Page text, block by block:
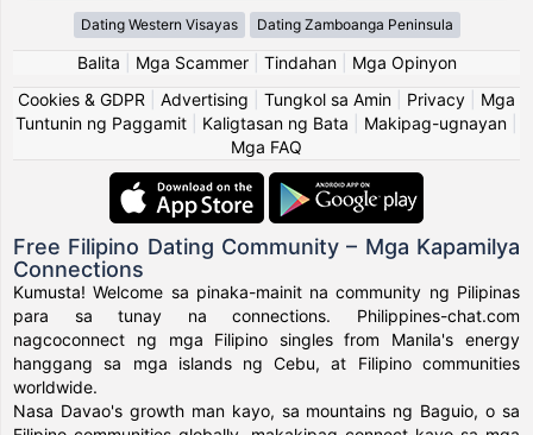
Dating Western Visayas Dating Zamboanga Peninsula
Balita Mga Scammer| Tindahan| Mga Opinyon
Cookies & GDPR
Advertising Tungkol sa Amin Privacy
Mga
Tuntunin ng Paggamit
Kaligtasan ng Bata Makipag-ugnayan
Mga FAQ
Free Filipino Dating Community – Mga Kapamilya
Connections
Kumusta! Welcome sa pinaka-mainit na community ng Pilipinas
para sa tunay na connections. Philippines-chat.com
nagcoconnect ng mga Filipino singles from Manila's energy
hanggang sa mga islands ng Cebu, at Filipino communities
worldwide.
Nasa Davao's growth man kayo, sa mountains ng Baguio, o sa